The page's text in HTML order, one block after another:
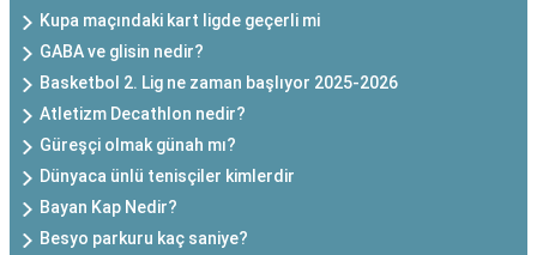
Kupa maçındaki kart ligde geçerli mi
GABA ve glisin nedir?
Basketbol 2. Lig ne zaman başlıyor 2025-2026
Atletizm Decathlon nedir?
Güreşçi olmak günah mı?
Dünyaca ünlü tenisçiler kimlerdir
Bayan Kap Nedir?
Besyo parkuru kaç saniye?